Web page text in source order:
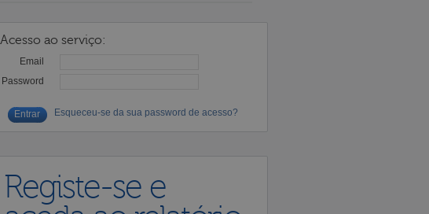
Acesso ao serviço:
Email
Password
Esqueceu-se da sua password de acesso?
Registe-se e